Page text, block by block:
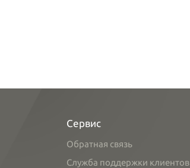
Сервис
Обратная связь
Служба поддержки клиентов